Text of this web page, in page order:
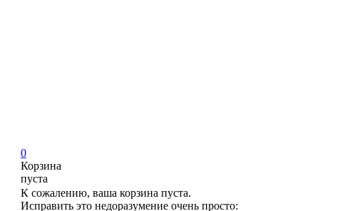
0
Корзина
пуста
К сожалению, ваша корзина пуста.
Исправить это недоразумение очень просто: